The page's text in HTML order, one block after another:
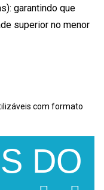
garantindo que
superior no menor
DO